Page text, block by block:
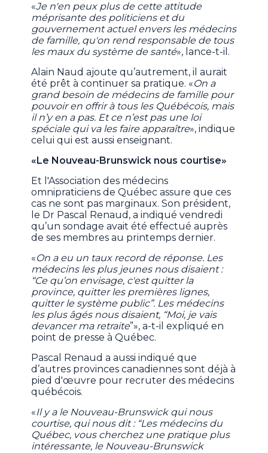
«Je n'en peux plus de cette attitude
méprisante des politiciens et du
gouvernement actuel envers les médecins
de famille, qu'on rend responsable de tous
les maux du système de santé», lance-t-il.
Alain Naud ajoute qu’autrement, il aurait
été prêt à continuer sa pratique. «On a
grand besoin de médecins de famille pour
pouvoir en offrir à tous les Québécois, mais
il n’y en a pas. Et ce n’est pas une loi
spéciale qui va les faire apparaître», indique
celui qui est aussi enseignant.
«Le Nouveau-Brunswick nous courtise»
Et l'Association des médecins
omnipraticiens de Québec assure que ces
cas ne sont pas marginaux. Son président,
le Dr Pascal Renaud, a indiqué vendredi
qu’un sondage avait été effectué auprès
de ses membres au printemps dernier.
«On a eu un taux record de réponse. Les
médecins les plus jeunes nous disaient :
“Ce qu’on envisage, c'est quitter la
province, quitter les premières lignes,
quitter le système public”. Les médecins
les plus âgés nous disaient, “Moi, je vais
devancer ma retraite”», a-t-il expliqué en
point de presse à Québec.
Pascal Renaud a aussi indiqué que
d’autres provinces canadiennes sont déjà à
pied d'œuvre pour recruter des médecins
québécois.
«Il y a le Nouveau-Brunswick qui nous
courtise, qui nous dit : “Les médecins du
Québec, vous cherchez une pratique plus
intéressante, le Nouveau-Brunswick